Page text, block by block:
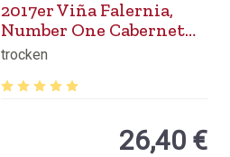
2017er Viña Falernia,
Number One Cabernet
Sauvignon + Syrah +
Valley
trocken
26,40 €